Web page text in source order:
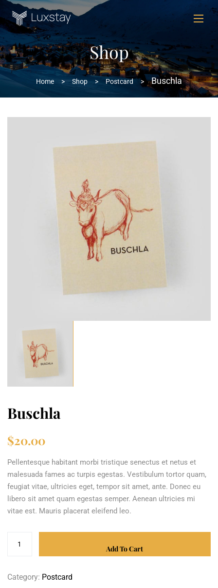
Shop
Home > Shop > Postcard > Buschla
Buschla
$20.00
Pellentesque habitant morbi tristique senectus et netus et
malesuada fames ac turpis egestas. Vestibulum tortor quam,
feugiat vitae, ultricies eget, tempor sit amet, ante. Donec eu
libero sit amet quam egestas semper. Aenean ultricies mi
vitae est. Mauris placerat eleifend leo.
Add To Cart
Category: Postcard